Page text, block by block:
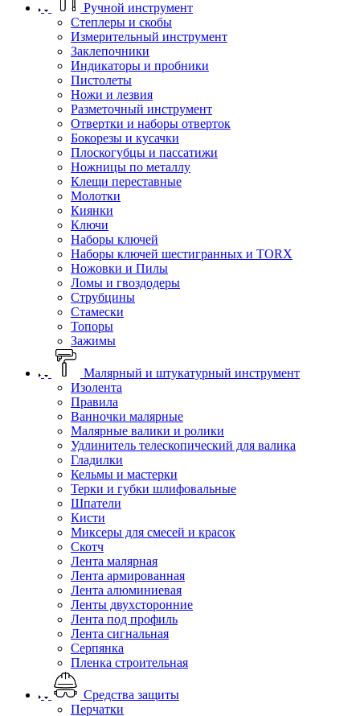
Ручной инструмент
Степлеры и скобы
Измерительный инструмент
Заклепочники
Индикаторы и пробники
Пистолеты
Ножи и лезвия
Разметочный инструмент
Отвертки и наборы отверток
Бокорезы и кусачки
Плоскогубцы и пассатижи
Ножницы по металлу
Клещи переставные
Молотки
Киянки
Ключи
Наборы ключей
Наборы ключей шестигранных и TORX
Ножовки и Пилы
Ломы и гвоздодеры
Струбцины
Стамески
Топоры
Зажимы
Малярный и штукатурный инструмент
Изолента
Правила
Ванночки малярные
Малярные валики и ролики
Удлинитель телескопический для валика
Гладилки
Кельмы и мастерки
Терки и губки шлифовальные
Шпатели
Кисти
Миксеры для смесей и красок
Скотч
Лента малярная
Лента армированная
Лента алюминиевая
Ленты двухсторонние
Лента под профиль
Лента сигнальная
Серпянка
Пленка строительная
Средства защиты
Перчатки